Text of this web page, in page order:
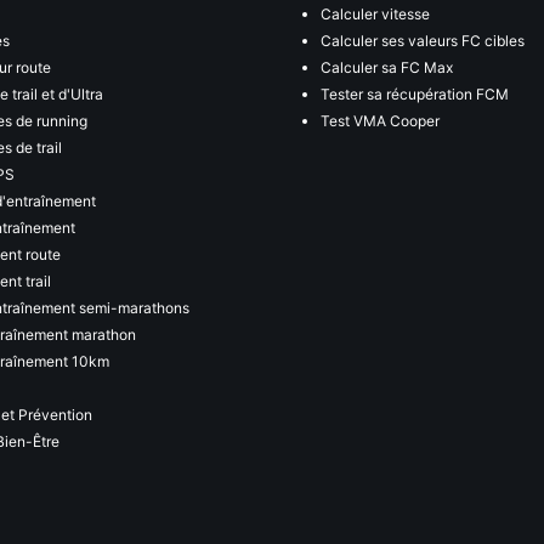
route
trail et d'Ultra
de running
de trail
route
trail
semi-marathons
marathon
10km
Prévention
Être
Calculer vitesse
Calculer ses valeurs FC cibles
Calculer sa FC Max
Tester sa récupération FCM
Test VMA Cooper